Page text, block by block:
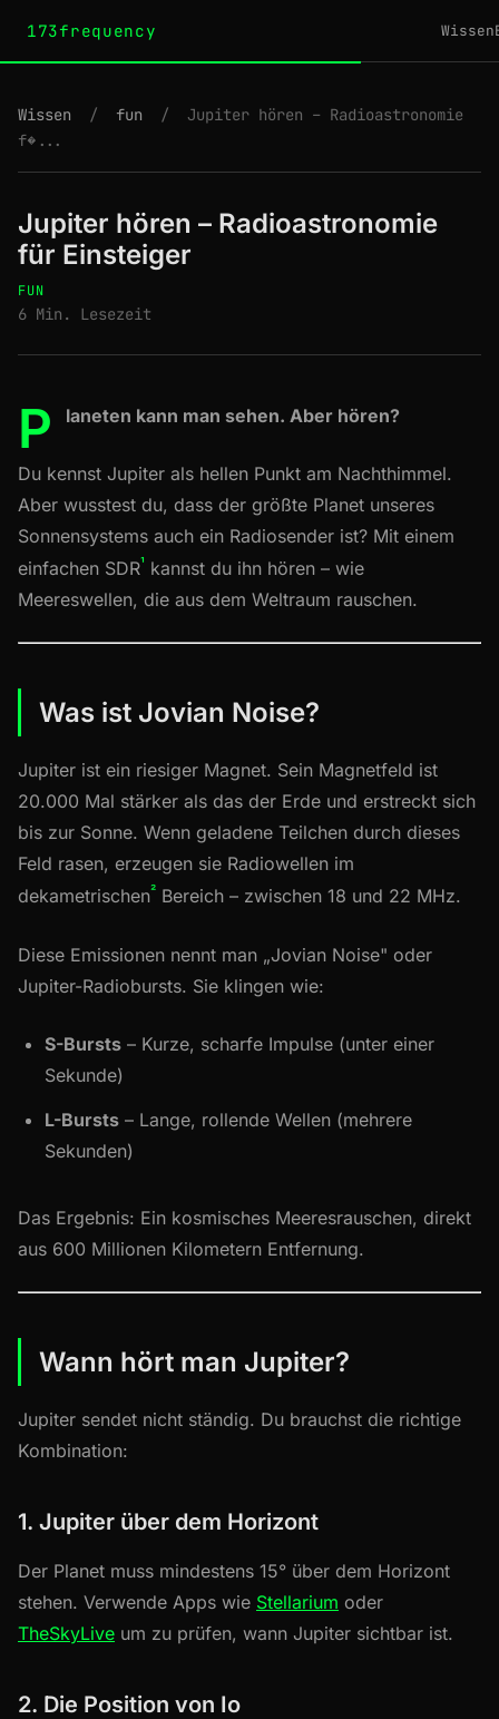
173frequency Wissen
Wissen / fun /
Jupiter hören – Radioastronomie
f�...
Jupiter hören – Radioastronomie
für Einsteiger
FUN
6 Min. Lesezeit
P laneten kann man sehen. Aber hören?
Du kennst Jupiter als hellen Punkt am Nachthimmel.
Aber wusstest du, dass der größte Planet unseres
Sonnensystems auch ein Radiosender ist? Mit einem
einfachen SDR¹ kannst du ihn hören – wie
Meereswellen, die aus dem Weltraum rauschen.
Was ist Jovian Noise?
Jupiter ist ein riesiger Magnet. Sein Magnetfeld ist
20.000 Mal stärker als das der Erde und erstreckt sich
bis zur Sonne. Wenn geladene Teilchen durch dieses
Feld rasen, erzeugen sie Radiowellen im
dekametrischen² Bereich – zwischen 18 und 22 MHz.
Diese Emissionen nennt man „Jovian Noise" oder
Jupiter-Radiobursts. Sie klingen wie:
S-Bursts – Kurze, scharfe Impulse (unter einer
Sekunde)
L-Bursts – Lange, rollende Wellen (mehrere
Sekunden)
Das Ergebnis: Ein kosmisches Meeresrauschen, direkt
aus 600 Millionen Kilometern Entfernung.
Wann hört man Jupiter?
Jupiter sendet nicht ständig. Du brauchst die richtige
Kombination:
1. Jupiter über dem Horizont
Der Planet muss mindestens 15° über dem Horizont
stehen. Verwende Apps wie Stellarium oder
TheSkyLive um zu prüfen, wann Jupiter sichtbar ist.
2. Die Position von Io